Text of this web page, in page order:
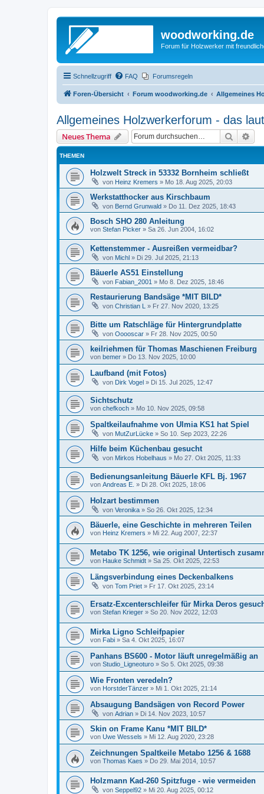
woodworking.de
Forum für Holzwerker mit
Schnellzugriff FAQ Forumsregeln
Foren-Übersicht Forum woodworking.de Allgemeines
Allgemeines Holzwerkerforum - das
Neues Thema Suche
THEMEN
Holzwelt Streck in 53332 Bornheim schließt
von Heinz Kremers » Mo 18. Aug 2025, 20:03
Werkstatthocker aus Kirschbaum
von Bernd Grunwald » Do 11. Dez 2025, 18:43
Bosch SHO 280 Anleitung
von Stefan Picker » Sa 26. Jun 2004, 16:02
Kettenstemmer - Ausreißen vermeidbar?
von Michl » Di 29. Jul 2025, 21:13
Bäuerle AS51 Einstellung
von Fabian_2001 » Mo 8. Dez 2025, 18:46
Restaurierung Bandsäge *MIT BILD*
von Christian L » Fr 27. Nov 2020, 13:25
Bitte um Ratschläge für Hintergrundplatte
von Ooooscar » Fr 28. Nov 2025, 00:50
keilriehmen für Thomas Maschienen Freiburg
von bemer » Do 13. Nov 2025, 10:00
Laufband (mit Fotos)
von Dirk Vogel » Di 15. Jul 2025, 12:47
Sichtschutz
von chefkoch » Mo 10. Nov 2025, 09:58
Spaltkeilaufnahme von Ulmia KS1 hat Spiel
von MutZurLücke » So 10. Sep 2023, 22:26
Hilfe beim Küchenbau gesucht
von Mirkos Hobelhaus » Mo 27. Okt 2025, 11:33
Bedienungsanleitung Bäuerle KFL Bj. 1967
von Andreas E. » Di 28. Okt 2025, 18:06
Holzart bestimmen
von Veronika » So 26. Okt 2025, 12:34
Bäuerle, eine Geschichte in mehreren Teilen
von Heinz Kremers » Mi 22. Aug 2007, 22:37
Metabo TK 1256, wie original Untertisch
von Hauke Schmidt » Sa 25. Okt 2025, 22:53
Längsverbindung eines Deckenbalkens
von Tom Priet » Fr 17. Okt 2025, 23:14
Ersatz-Excenterschleifer für Mirka Deros
von Stefan Krieger » So 20. Nov 2022, 12:03
Mirka Ligno Schleifpapier
von Fabi » Sa 4. Okt 2025, 16:07
Panhans BS600 - Motor läuft unregelmäßig an
von Studio_Ligneoturo » So 5. Okt 2025, 09:38
Wie Fronten veredeln?
von HorstderTänzer » Mi 1. Okt 2025, 21:14
Absaugung Bandsägen von Record Power
von Adrian » Di 14. Nov 2023, 10:57
Skin on Frame Kanu *MIT BILD*
von Uwe Wessels » Mi 12. Aug 2020, 23:28
Zeichnungen Spaltkeile Metabo 1256 & 1688
von Thomas Kaes » Do 29. Mai 2014, 10:57
Holzmann Kad-260 Spitzfuge - wie vermeiden
von Seppel92 » Mi 20. Aug 2025, 00:12